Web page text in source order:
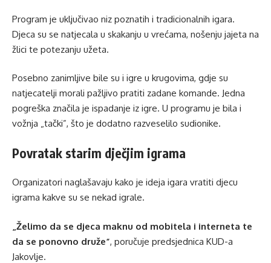
Program je uključivao niz poznatih i tradicionalnih igara.
Djeca su se natjecala u skakanju u vrećama, nošenju jajeta na
žlici te potezanju užeta.
Posebno zanimljive bile su i igre u krugovima, gdje su
natjecatelji morali pažljivo pratiti zadane komande. Jedna
pogreška značila je ispadanje iz igre. U programu je bila i
vožnja „tački”, što je dodatno razveselilo sudionike.
Povratak starim dječjim igrama
Organizatori naglašavaju kako je ideja igara vratiti djecu
igrama kakve su se nekad igrale.
„Želimo da se djeca maknu od mobitela i interneta te
da se ponovno druže”, poručuje predsjednica KUD-a
Jakovlje.